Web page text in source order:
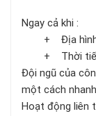
Ngay cả khi :
+ Địa hình
+ Thời tiết
Đội ngũ của
một cách
Hoạt động liên